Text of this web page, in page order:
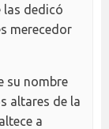
las dedicó
merecedor
su nombre
altares de la
a